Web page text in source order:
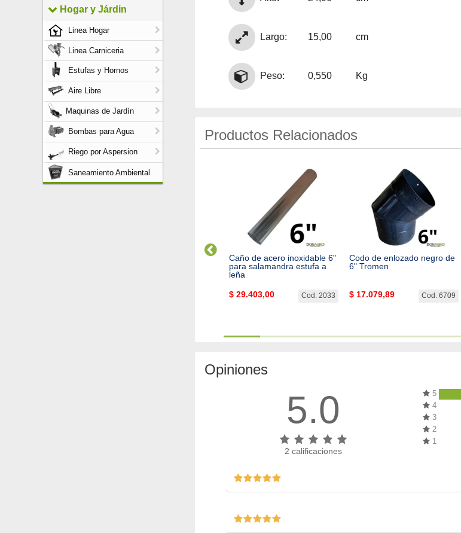
Hogar y Járdin
Linea Hogar
Linea Carniceria
Estufas y Hornos
Aire Libre
Maquinas de Jardín
Bombas para Agua
Riego por Aspersion
Saneamiento Ambiental
Largo: 15,00 cm
Peso: 0,550 Kg
Productos Relacionados
Caño de acero inoxidable 6"
para salamandra estufa a
leña
Cod. 2033
$ 29.403,00
Codo de enlozado negro de
6" Tromen
Cod. 6709
$ 17.079,89
Opiniones
5.0
2 calificaciones
5
4
3
2
1